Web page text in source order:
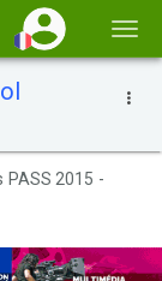
la
PASS 2015 -